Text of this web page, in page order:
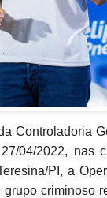
Controladoria
04/2022, nas
PI, a
criminoso